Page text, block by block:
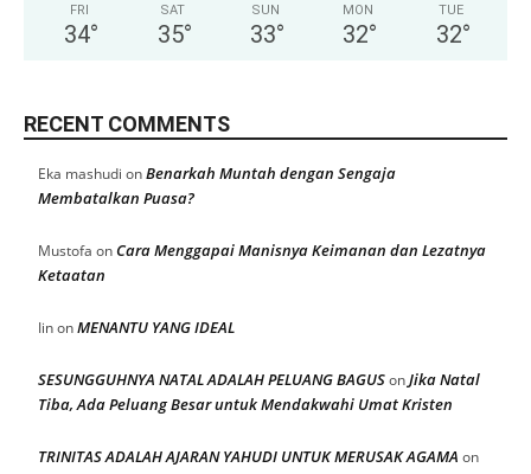
FRI
34°
SAT
35°
SUN
33°
MON
32°
TUE
32°
RECENT COMMENTS
Eka mashudi onBenarkah Muntah dengan Sengaja
Membatalkan Puasa?
Mustofa onCara Menggapai Manisnya Keimanan dan Lezatnya
Ketaatan
IinonMENANTU YANG IDEAL
SESUNGGUHNYA NATAL ADALAH PELUANG BAGUSonJika Natal
Tiba, Ada Peluang Besar untuk Mendakwahi Umat Kristen
TRINITAS ADALAH AJARAN YAHUDI UNTUK MERUSAK AGAMA on